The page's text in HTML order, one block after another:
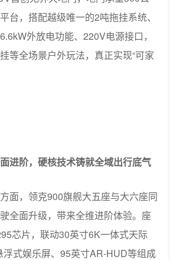
等全场景户外玩法，真正实现“可家
面，领克900旗舰大五座与大六座同
芯片，联动30英寸6K一体式天际
哈曼卡顿31扬performance音响与四
分区沉浸式影音系统；新增调音大
功能，支持用户自定义影音音效与
互不干扰，为用户打造沉浸式智趣